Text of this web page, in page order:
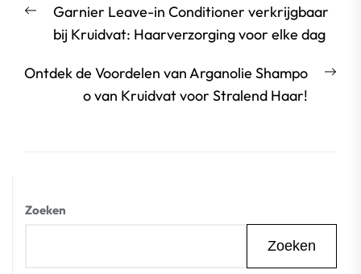
Vorige
bericht:
Garnier Leave-in Conditioner verkrijgbaar
bij Kruidvat: Haarverzorging voor elke dag
Ontdek de Voordelen van Arganolie Shampo
o van Kruidvat voor Stralend Haar!
Zoeken
Zoeken